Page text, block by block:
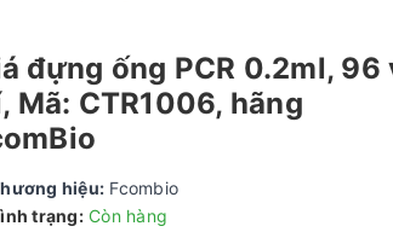
đựng ống PCR 0.2ml, 96
Mã: CTR1006, hãng
hiệu: Fcombio
trạng: Còn hàng